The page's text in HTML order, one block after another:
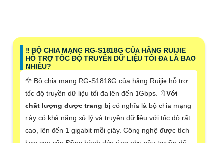
‼️ BỘ CHIA MẠNG RG-S1818G CỦA HÃNG RUIJIE
HỖ TRỢ TỐC ĐỘ TRUYỀN DỮ LIỆU TỐI ĐA LÀ BAO
NHIÊU?
🦅 Bộ chia mạng RG-S1818G của hãng Ruijie hỗ trợ
tốc độ truyền dữ liệu tối đa lên đến 1Gbps. 🔖Với
chất lượng được trang bị có nghĩa là bộ chia mạng
này có khả năng xử lý và truyền dữ liệu với tốc độ rất
cao, lên đến 1 gigabit mỗi giây. Công nghệ được tích